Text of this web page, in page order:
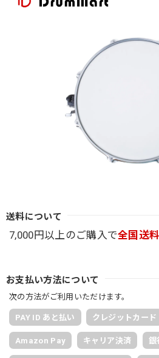
送料について
7,000円以上のご購入で全国送
お支払い方法について
次の方法がご利用いただけます。
PAY ID あと払い クレジットカード
Amazon Pay キャリア決済 銀